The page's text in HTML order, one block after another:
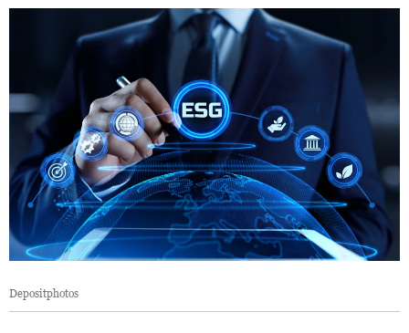
Depositphotos